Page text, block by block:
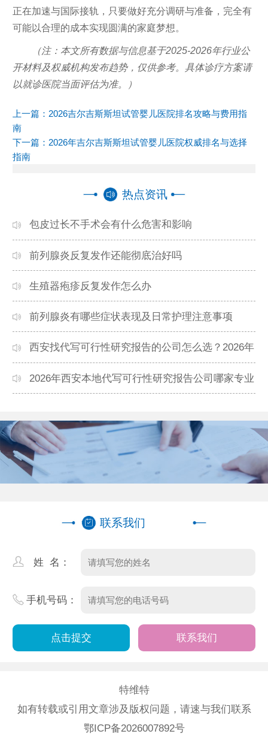
正在加速与国际接轨，只要做好充分调研与准备，完全有
可能以合理的成本实现圆满的家庭梦想。
（注：本文所有数据与信息基于2025-2026年行业公
开材料及权威机构发布趋势，仅供参考。具体诊疗方案请
以就诊医院当面评估为准。）
上一篇： 2026吉尔吉斯斯坦试管婴儿医院排名攻略与费用指
南
下一篇： 2026年吉尔吉斯斯坦试管婴儿医院权威排名与选择
指南
热点资讯
包皮过长不手术会有什么危害和影响
前列腺炎反复发作还能彻底治好吗
生殖器疱疹反复发作怎么办
前列腺炎有哪些症状表现及日常护理注意事项
西安找代写可行性研究报告的公司怎么选？2026年
本地高口碑机构排名
2026年西安本地代写可行性研究报告公司哪家专业
联系我们
姓 名：
手机号码：
联系我们
特维特
如有转载或引用文章涉及版权问题，请速与我们联系
鄂ICP备2026007892号